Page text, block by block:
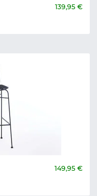
139,95 €
149,95 €